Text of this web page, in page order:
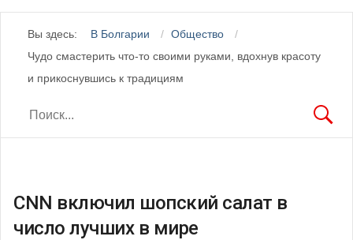
Вы здесь: В Болгарии
Общество
Чудо смастерить что-то своими руками, вдохнув красоту
и прикоснувшись к традициям
CNN включил шопский салат в
число лучших в мире